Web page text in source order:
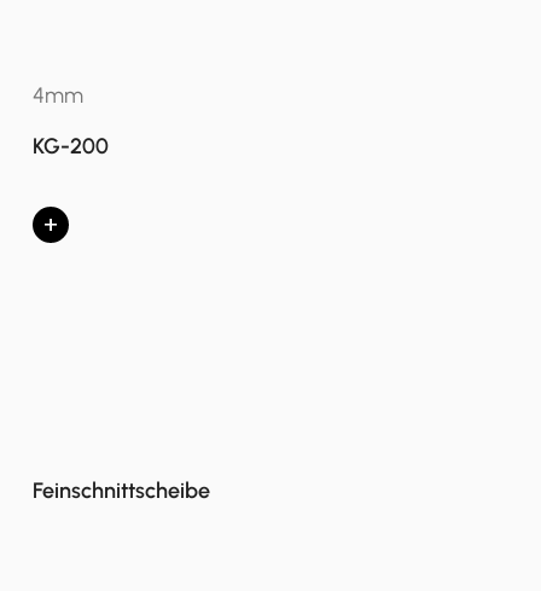
4mm
KG-200
+
Feinschnittscheibe